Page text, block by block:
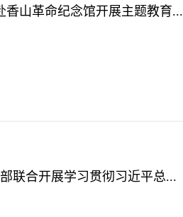
山革命纪念馆开展主题教育...
联合开展学习贯彻习近平总...